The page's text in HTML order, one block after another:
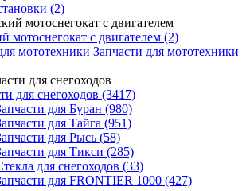
(2)
мотоснегокат с двигателем (2)
Запчасти для мототехники
для снегоходов (3417)
для Буран (980)
для Тайга (951)
для Рысь (58)
для Тикси (285)
для снегоходов (33)
для FRONTIER 1000 (427)